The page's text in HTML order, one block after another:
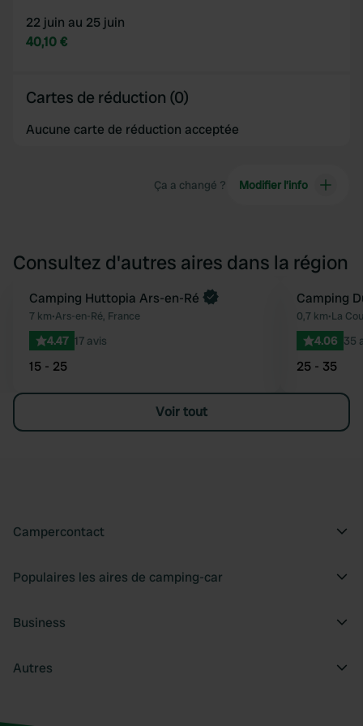
22 juin au 25 juin
40,10 €
Cartes de réduction (0)
Aucune carte de réduction acceptée
Ça a changé ? Modifier l’info
Consultez d'autres aires dans la région
Préféré
Reserve maintenant
Camping Huttopia Ars-en-Ré
7 km•Ars-en-Ré, France
4.47 17 avis
15 - 25
Camping
0,7 km•La
4.06 35
25 - 35
Voir tout
Campercontact
Populaires les aires de camping-car
Business
Autres